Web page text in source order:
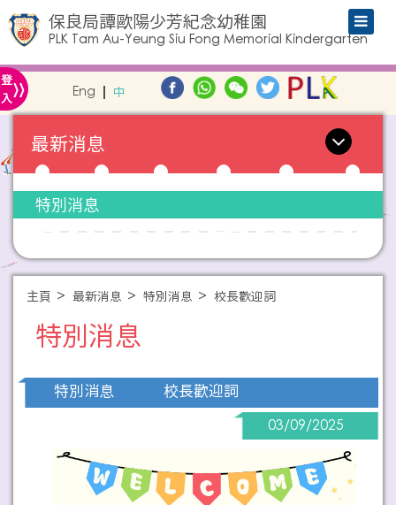
保良局譚歐陽少芳紀念幼稚園
PLK Tam Au-Yeung Siu Fong Memorial Kindergarten
登
入» Eng 中
最新消息
特別消息
主頁 最新消息 特別消息 校長歡迎詞
特別消息
特別消息 校長歡迎詞
03/09/2025